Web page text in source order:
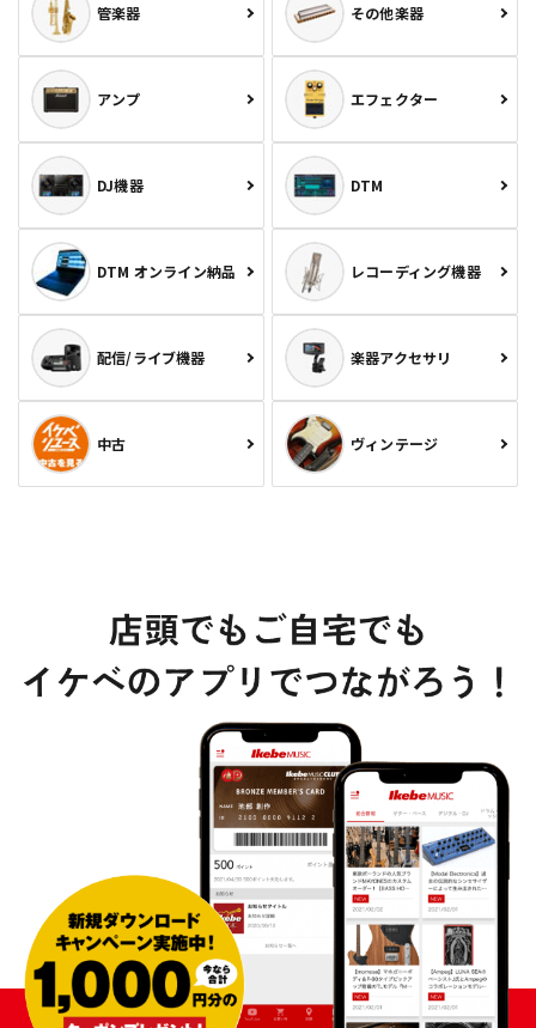
管楽器 その他楽器
アンプ エフェクター
DJ機器 DTM
DTM オンライン納品 レコーディング機器
配信/ライブ機器 楽器アクセサリ
中古 ヴィンテージ